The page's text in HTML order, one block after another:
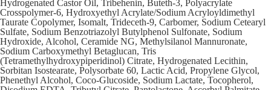
Hydrogenated Castor Oil, Tribehenin, Buteth-3, Polyacrylate
Crosspolymer-6, Hydroxyethyl Acrylate/Sodium Acryloyldimethyl
Taurate Copolymer, Isomalt, Trideceth-9, Carbomer, Sodium Cetearyl
Sulfate, Sodium Benzotriazolyl Butylphenol Sulfonate, Sodium
Hydroxide, Alcohol, Ceramide NG, Methylsilanol Mannuronate,
Sodium Carboxymethyl Betaglucan, Tris
(Tetramethylhydroxypiperidinol) Citrate, Hydrogenated Lecithin,
Sorbitan Isostearate, Polysorbate 60, Lactic Acid, Propylene Glycol,
Phenethyl Alcohol, Coco-Glucoside, Sodium Lactate, Tocopherol,